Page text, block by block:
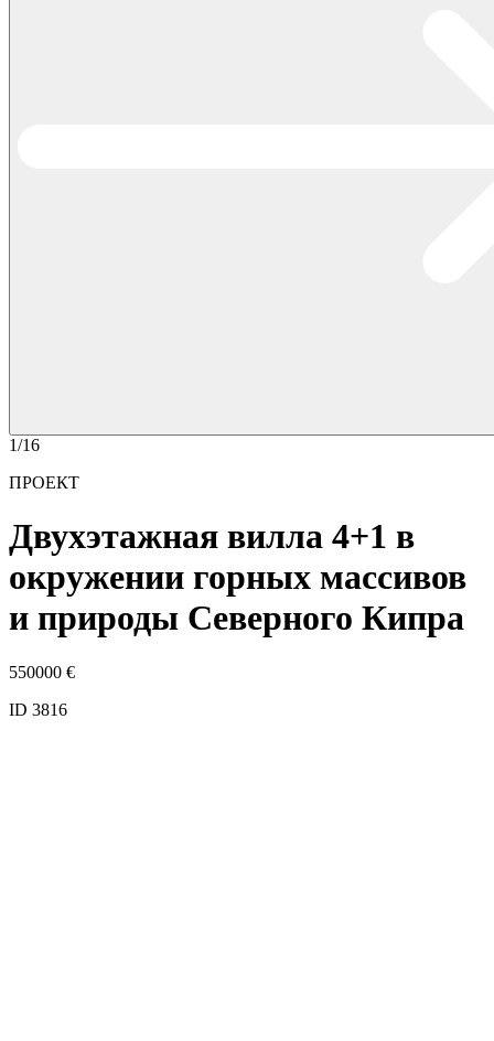
1/16
ПРОЕКТ
Двухэтажная вилла 4+1 в
окружении горных массивов
и природы Северного Кипра
550000 €
ID 3816